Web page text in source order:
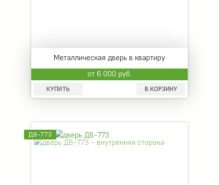
Металлическая дверь в квартиру
от 6 000 руб.
КУПИТЬ В КОРЗИНУ
ДВ-773